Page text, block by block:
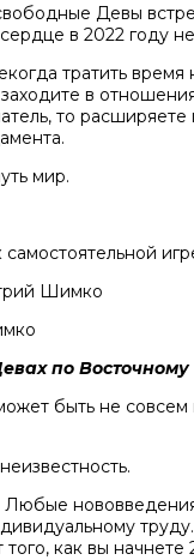
Девы
в 2022 году
тратить время
в
то расширяете
мир.
по
быть не совсем
труду.
как вы